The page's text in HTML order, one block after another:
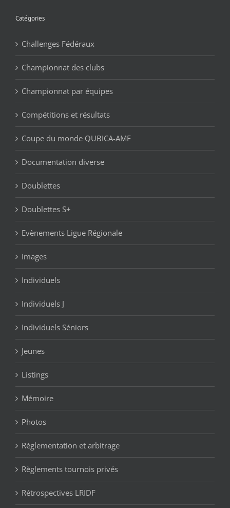
Catégories
Challenges Fédéraux
Championnat des clubs
Championnat par équipes
Compétitions et résultats
Coupe du monde QUBICA-AMF
Documentation diverse
Doublettes
Doublettes S+
Evènements Ligue Régionale
Images
Individuels
Individuels J
Individuels Séniors
Jeunes
Listings
Mémoire
Photos
Règlementation et arbitrage
Règlements tournois privés
Rétrospectives LRIDF